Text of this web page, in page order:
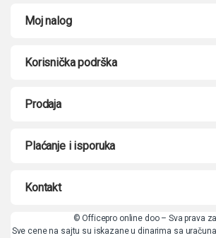
Moj nalog
Korisnička podrška
Prodaja
Plaćanje i isporuka
Kontakt
© Officepro online doo – Sva prava
Sve cene na sajtu su iskazane u dinarima sa